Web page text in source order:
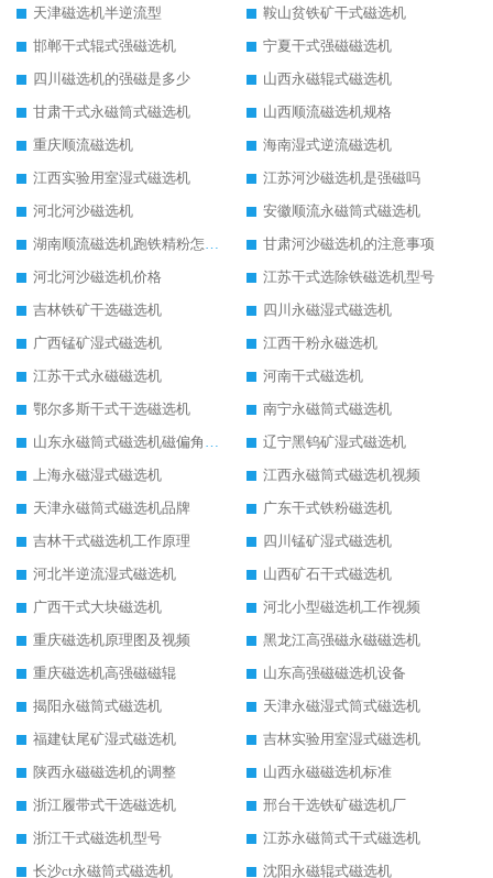
天津磁选机半逆流型
鞍山贫铁矿干式磁选机
邯郸干式辊式强磁选机
宁夏干式强磁磁选机
四川磁选机的强磁是多少
山西永磁辊式磁选机
甘肃干式永磁筒式磁选机
山西顺流磁选机规格
重庆顺流磁选机
海南湿式逆流磁选机
江西实验用室湿式磁选机
江苏河沙磁选机是强磁吗
河北河沙磁选机
安徽顺流永磁筒式磁选机
湖南顺流磁选机跑铁精粉怎么处理
甘肃河沙磁选机的注意事项
河北河沙磁选机价格
江苏干式选除铁磁选机型号
吉林铁矿干选磁选机
四川永磁湿式磁选机
广西锰矿湿式磁选机
江西干粉永磁选机
江苏干式永磁磁选机
河南干式磁选机
鄂尔多斯干式干选磁选机
南宁永磁筒式磁选机
山东永磁筒式磁选机磁偏角怎么调整
辽宁黑钨矿湿式磁选机
上海永磁湿式磁选机
江西永磁筒式磁选机视频
天津永磁筒式磁选机品牌
广东干式铁粉磁选机
吉林干式磁选机工作原理
四川锰矿湿式磁选机
河北半逆流湿式磁选机
山西矿石干式磁选机
广西干式大块磁选机
河北小型磁选机工作视频
重庆磁选机原理图及视频
黑龙江高强磁永磁磁选机
重庆磁选机高强磁磁辊
山东高强磁磁选机设备
揭阳永磁筒式磁选机
天津永磁湿式筒式磁选机
福建钛尾矿湿式磁选机
吉林实验用室湿式磁选机
陕西永磁磁选机的调整
山西永磁磁选机标准
浙江履带式干选磁选机
邢台干选铁矿磁选机厂
浙江干式磁选机型号
江苏永磁筒式干式磁选机
长沙ct永磁筒式磁选机
沈阳永磁辊式磁选机